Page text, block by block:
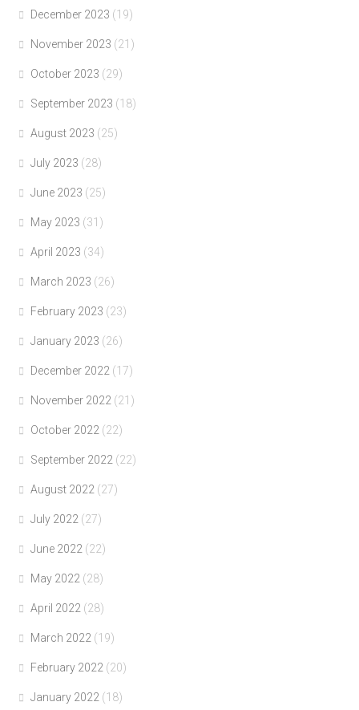
December 2023 (19)
November 2023 (21)
October 2023 (29)
September 2023 (18)
August 2023 (25)
July 2023 (28)
June 2023 (25)
May 2023 (31)
April 2023 (34)
March 2023 (26)
February 2023 (23)
January 2023 (26)
December 2022 (17)
November 2022 (21)
October 2022 (22)
September 2022 (22)
August 2022 (27)
July 2022 (27)
June 2022 (22)
May 2022 (28)
April 2022 (28)
March 2022 (19)
February 2022 (20)
January 2022 (18)